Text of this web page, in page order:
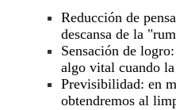
Reducción de
descansa de la
Sensación de
algo vital cuando
Previsibilidad: en
obtendremos al